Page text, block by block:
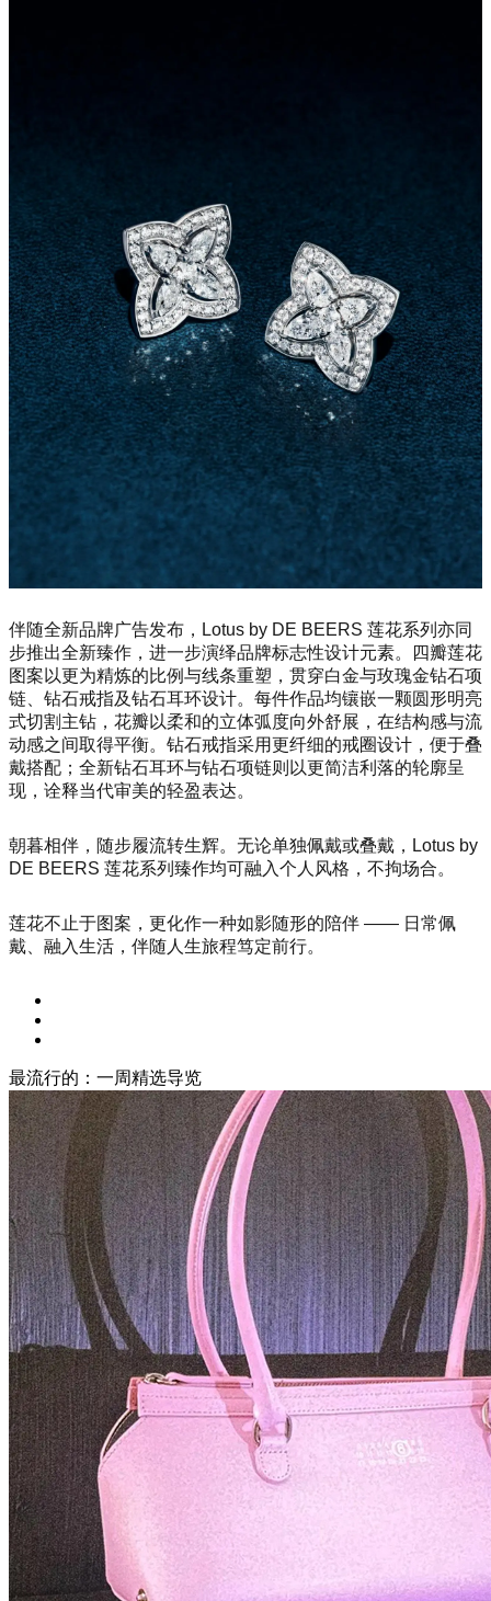
伴随全新品牌广告发布，Lotus by DE BEERS 莲花系列亦同
步推出全新臻作，进一步演绎品牌标志性设计元素。四瓣莲花
图案以更为精炼的比例与线条重塑，贯穿白金与玫瑰金钻石项
链、钻石戒指及钻石耳环设计。每件作品均镶嵌一颗圆形明亮
式切割主钻，花瓣以柔和的立体弧度向外舒展，在结构感与流
动感之间取得平衡。钻石戒指采用更纤细的戒圈设计，便于叠
戴搭配；全新钻石耳环与钻石项链则以更简洁利落的轮廓呈
现，诠释当代审美的轻盈表达。
朝暮相伴，随步履流转生辉。无论单独佩戴或叠戴，Lotus by
DE BEERS 莲花系列臻作均可融入个人风格，不拘场合。
莲花不止于图案，更化作一种如影随形的陪伴 —— 日常佩
戴、融入生活，伴随人生旅程笃定前行。
最流行的：一周精选导览